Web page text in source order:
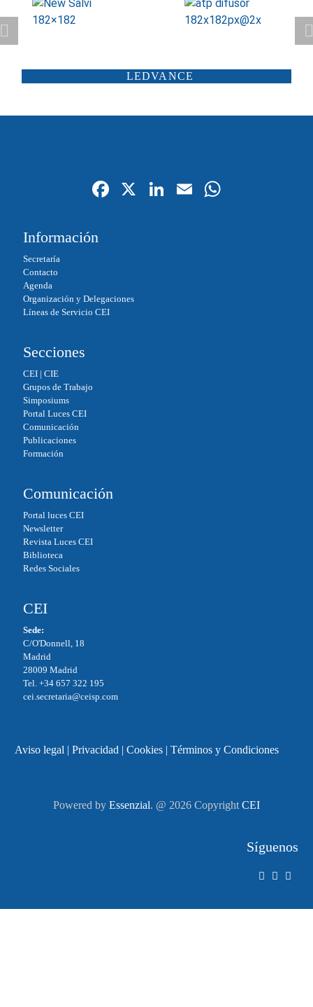
SALVI
ATP ILUMINACIÓN
CARANDINI
SCHRÉDER
SALTOKI
ILUMINIA
LEDVANCE
Fa
X
Li E
Información
Secretaría
Contacto
Agenda
Organización y Delegaciones
Líneas de Servicio CEI
Secciones
CEI| CIE
Grupos de Trabajo
Simposiums
Portal Luces CEI
Comunicación
Publicaciones
Formación
Comunicación
Portal luces CEI
Newsletter
Revista Luces CEI
Biblioteca
Redes Sociales
CEI
Sede:
C/O'Donnell, 18
Madrid
28009 Madrid
Tel. +34 657 322 195
cei.secretaria@ceisp.com
Aviso legal| Privacidad| Cookies| Términos y Condiciones
Powered by Essenzial. @ 2026 CopyrightCEI
Síguenos